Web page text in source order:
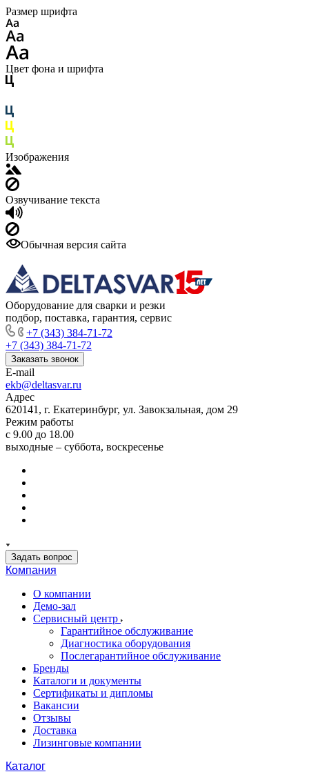
Размер шрифта
Цвет фона и шрифта
Изображения
Озвучивание текста
Обычная версия сайта
Оборудование для сварки и резки
подбор, поставка, гарантия, сервис
+7 (343) 384-71-72
+7 (343) 384-71-72
Заказать звонок
E-mail
ekb@deltasvar.ru
Адрес
620141, г. Екатеринбург, ул. Завокзальная, дом 29
Режим работы
с 9.00 до 18.00
выходные – суббота, воскресенье
Задать вопрос
Компания
О компании
Демо-зал
Сервисный центр
Гарантийное обслуживание
Диагностика оборудования
Послегарантийное обслуживание
Бренды
Каталоги и документы
Сертификаты и дипломы
Вакансии
Отзывы
Доставка
Лизинговые компании
Каталог